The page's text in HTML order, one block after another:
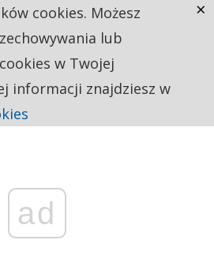
ad
cookies. Możesz
lub
w Twojej
informacji znajdziesz w
×